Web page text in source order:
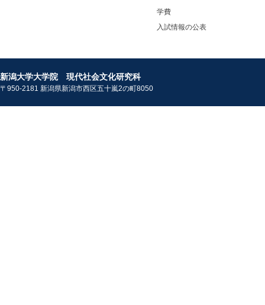
学費
入試情報の公表
新潟大学大学院 現代社会文化研究科
〒950-2181 新潟県新潟市西区五十嵐2の町8050